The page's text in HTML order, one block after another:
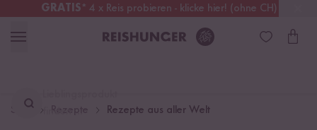
GRATIS* 4 x Reis probieren - klicke hier! (ohne CH)
Schweiz Alle Zölle & Steuern inklusive
finden ...
Start Rezepte aus aller Welt